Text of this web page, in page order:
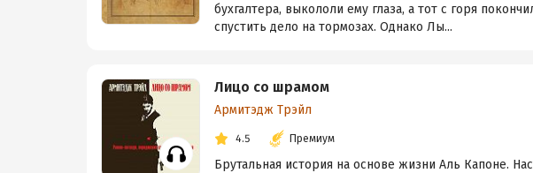
бухгалтера, выкололи ему глаза, а тот с горя
спустить дело на тормозах. Однако Лы...
Лицо со шрамом
Армитэдж Трэйл
4.5 Премиум
Брутальная история на основе жизни Аль Капоне.